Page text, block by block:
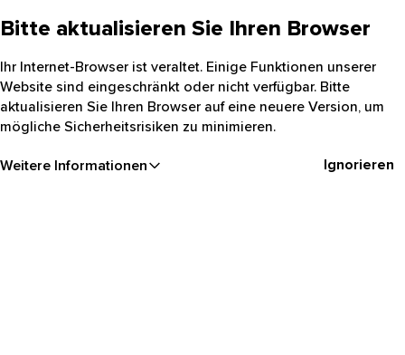
Bitte aktualisieren Sie Ihren Browser
Ihr Internet-Browser ist veraltet. Einige Funktionen unserer
Website sind eingeschränkt oder nicht verfügbar. Bitte
aktualisieren Sie Ihren Browser auf eine neuere Version, um
mögliche Sicherheitsrisiken zu minimieren.
Weitere Informationen Ignorieren